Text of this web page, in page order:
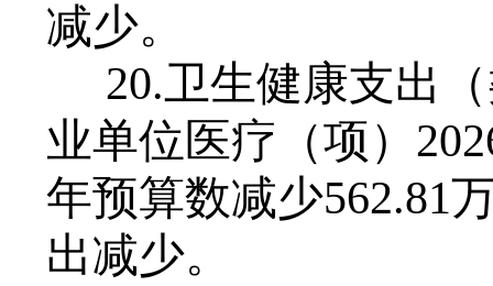
减少。
20.卫生健康支出
业单位医疗（项）202
年预算数减少562.81
出减少。